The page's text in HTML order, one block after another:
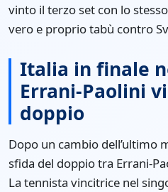
vinto il terzo set con lo
vero e proprio tabù contro
Italia in finale
Errani-Paolini
doppio
Dopo un cambio dell’ultimo
sfida del doppio tra Errani-
La tennista vincitrice nel